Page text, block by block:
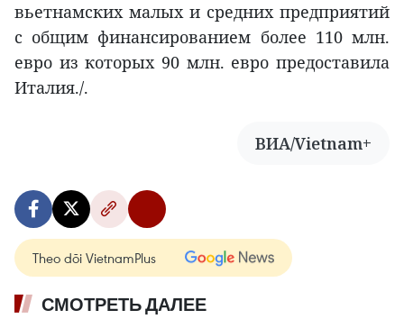
вьетнамских малых и средних предприятий
с общим финансированием более 110 млн.
евро из которых 90 млн. евро предоставила
Италия./.
ВИА/Vietnam+
Theo dõi VietnamPlus
СМОТРЕТЬ ДАЛЕЕ